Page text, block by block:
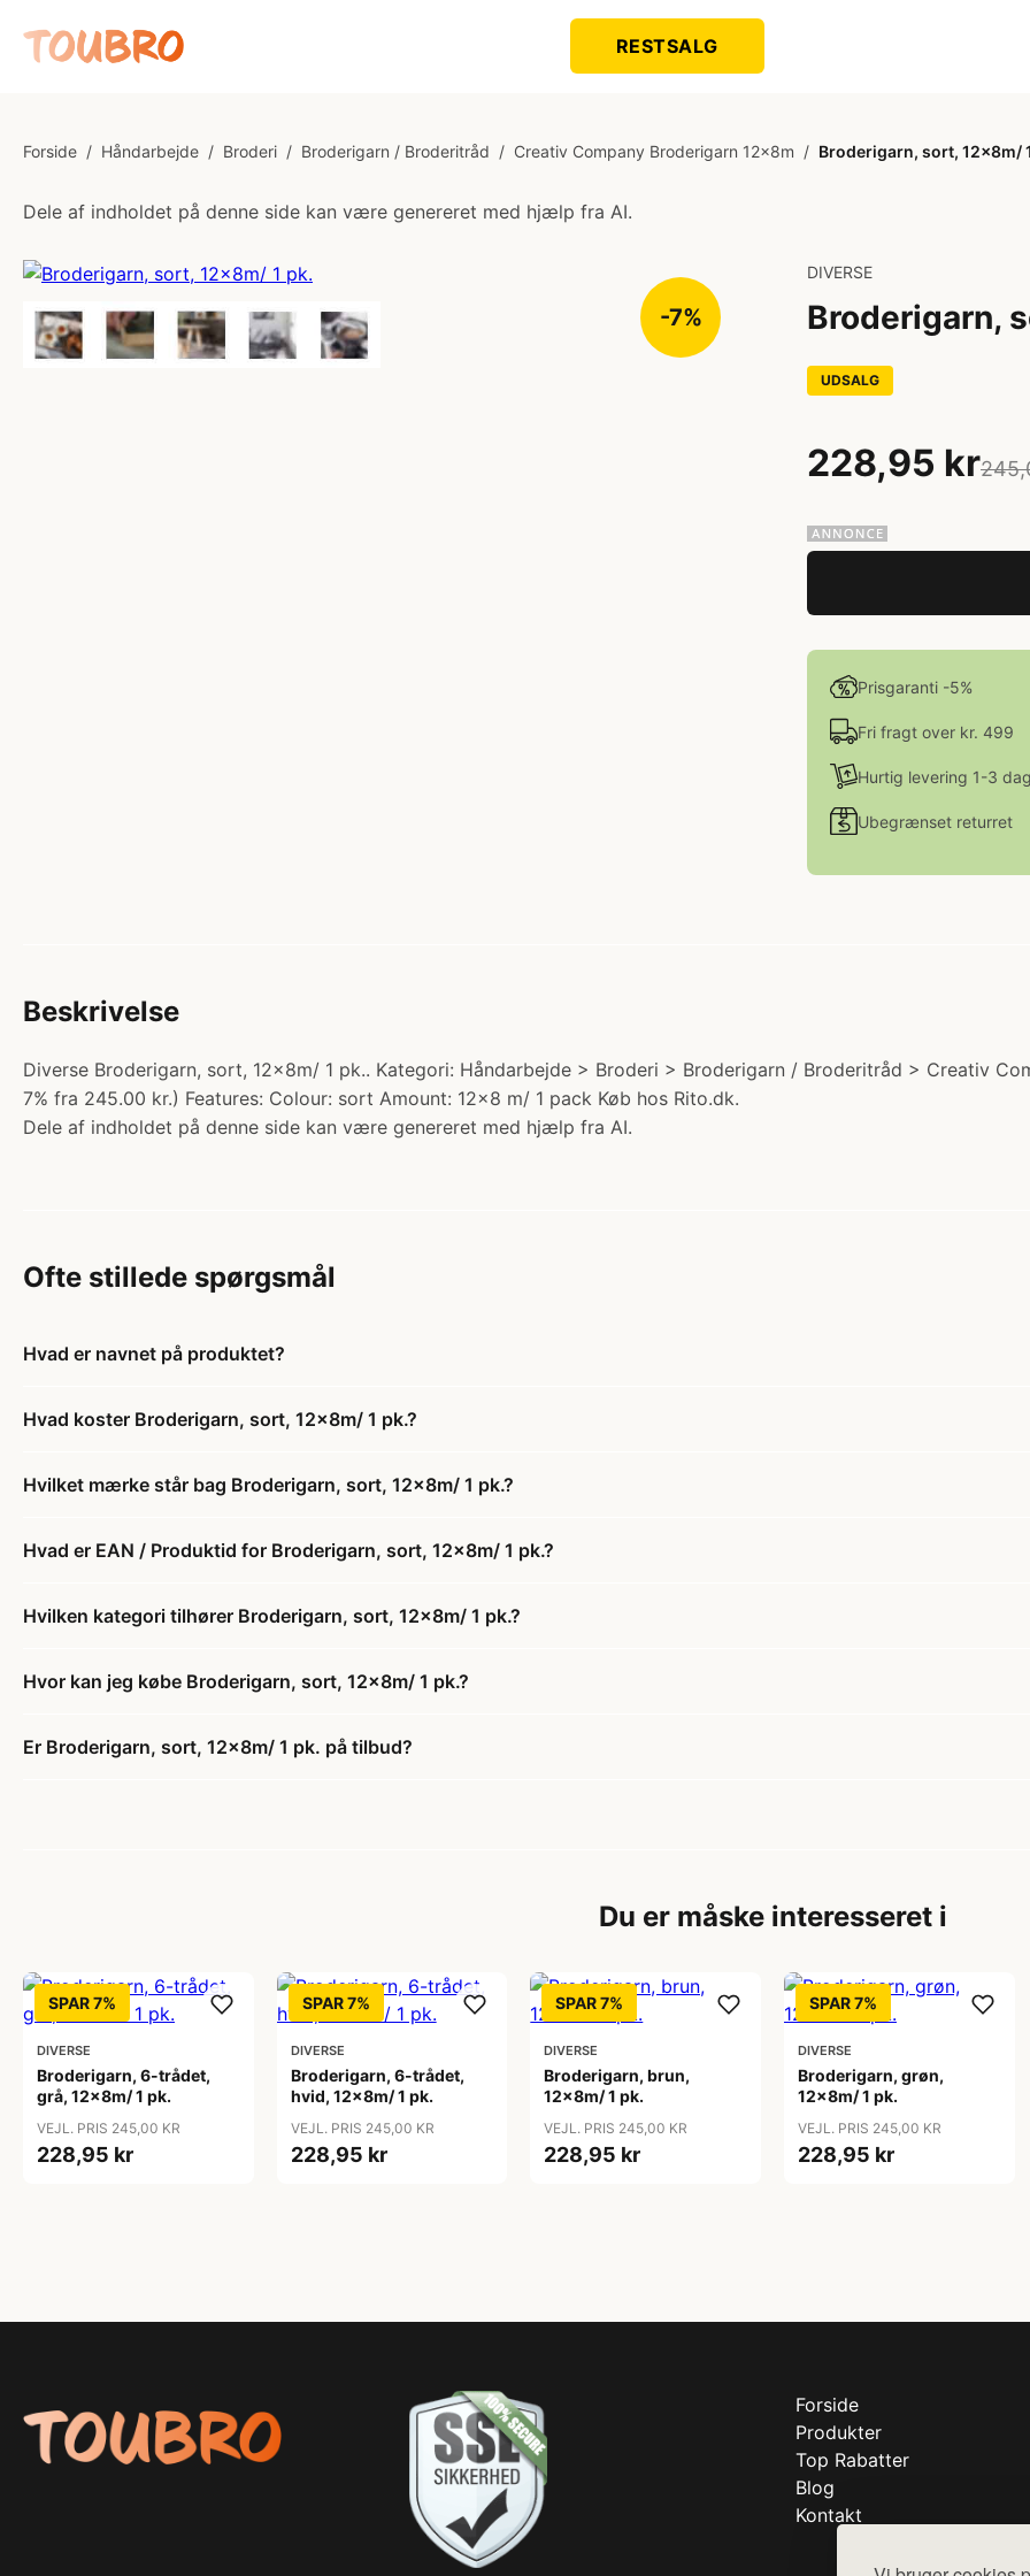
RESTSALG
Forside / Håndarbejde / Broderi / Broderigarn / Broderitråd / Creativ Company Broderigarn 12x8m / Broderigarn, sort, 12x8m/
Dele af indholdet på denne side kan være genereret med hjælp fra AI.
-7%
DIVERSE
Broderigarn,
UDSALG
228,95 kr
Prisgaranti -5%
Fri fragt over kr. 499
Hurtig levering 1-3
Ubegrænset returret
Beskrivelse
Diverse Broderigarn, sort, 12x8m/ 1 pk.. Kategori: Håndarbejde > Broderi > Broderigarn / Broderitråd > Creativ
7% fra 245.00 kr.) Features: Colour: sort Amount: 12x8 m/ 1 pack Køb hos Rito.dk.
Dele af indholdet på denne side kan være genereret med hjælp fra AI.
Ofte stillede spørgsmål
Hvad er navnet på produktet?
Hvad koster Broderigarn, sort, 12x8m/ 1 pk.?
Hvilket mærke står bag Broderigarn, sort, 12x8m/ 1 pk.?
Hvad er EAN / Produktid for Broderigarn, sort, 12x8m/ 1 pk.?
Hvilken kategori tilhører Broderigarn, sort, 12x8m/ 1 pk.?
Hvor kan jeg købe Broderigarn, sort, 12x8m/ 1 pk.?
Er Broderigarn, sort, 12x8m/ 1 pk. på tilbud?
Du er måske interesseret i
SPAR 7%
DIVERSE
Broderigarn, 6-trådet,
grå, 12x8m/ 1 pk.
VEJL. PRIS 245,00 KR
228,95 kr
SPAR 7%
DIVERSE
Broderigarn, 6-trådet,
hvid, 12x8m/ 1 pk.
VEJL. PRIS 245,00 KR
228,95 kr
SPAR 7%
DIVERSE
Broderigarn, brun,
12x8m/ 1 pk.
VEJL. PRIS 245,00 KR
228,95 kr
SPAR 7%
DIVERSE
Broderigarn, grøn,
12x8m/ 1 pk.
VEJL. PRIS 245,00 KR
228,95 kr
Forside
Produkter
Top Rabatter
Blog
Kontakt